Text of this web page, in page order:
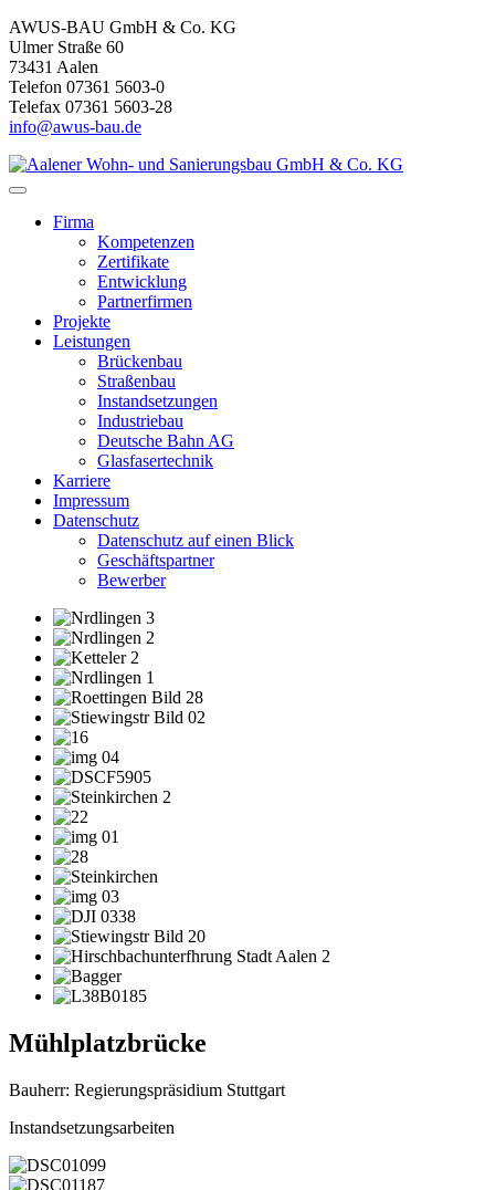
AWUS-BAU GmbH & Co. KG
Ulmer Straße 60
73431 Aalen
Telefon 07361 5603-0
Telefax 07361 5603-28
info@awus-bau.de
Firma
Kompetenzen
Zertifikate
Entwicklung
Partnerfirmen
Projekte
Leistungen
Brückenbau
Straßenbau
Instandsetzungen
Industriebau
Deutsche Bahn AG
Glasfasertechnik
Karriere
Impressum
Datenschutz
Datenschutz auf einen Blick
Geschäftspartner
Bewerber
Mühlplatzbrücke
Bauherr: Regierungspräsidium Stuttgart
Instandsetzungsarbeiten